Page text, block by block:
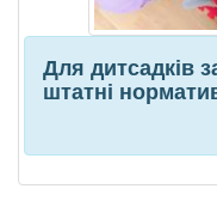
Для дитсадків
штатні